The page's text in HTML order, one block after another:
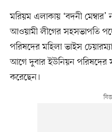
মরিয়ম এলাকায় ‘বদনী
আওয়ামী লীগের সহসভাপতি
পরিষদের মহিলা ভাইস
আগে দুবার ইউনিয়ন পরিষদের
করেছেন।